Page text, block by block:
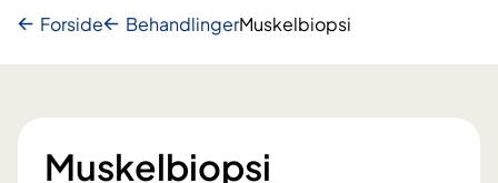
Forside BehandlingerMuskelbiopsi
Muskelbiopsi